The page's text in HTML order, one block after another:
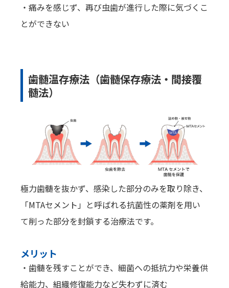
・痛みを感じず、再び虫歯が進行した際に気づくこ
とができない
歯髄温存療法（歯髄保存療法・間接覆
髄法）
極力歯髄を抜かず、感染した部分のみを取り除き、
「MTAセメント」と呼ばれる抗菌性の薬剤を用い
て削った部分を封鎖する治療法です。
メリット
・歯髄を残すことができ、細菌への抵抗力や栄養供
給能力、組織修復能力など失わずに済む